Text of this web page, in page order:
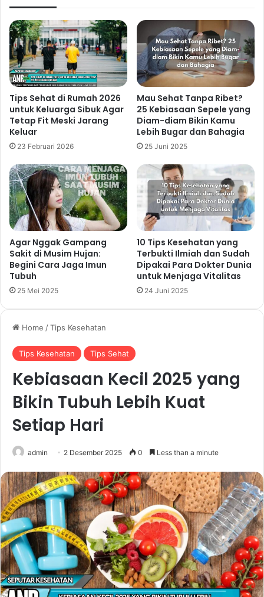
Tips Sehat di Rumah 2026
untuk Keluarga Sibuk Agar
Tetap Fit Meski Jarang
Keluar
23 Februari 2026
Mau Sehat Tanpa Ribet?
25 Kebiasaan Sepele yang
Diam-diam Bikin Kamu
Lebih Bugar dan Bahagia
25 Juni 2025
Agar Nggak Gampang
Sakit di Musim Hujan:
Begini Cara Jaga Imun
Tubuh
25 Mei 2025
10 Tips Kesehatan yang
Terbukti Ilmiah dan Sudah
Dipakai Para Dokter Dunia
untuk Menjaga Vitalitas
24 Juni 2025
Home /Tips Kesehatan
Tips Kesehatan Tips Sehat
Kebiasaan Kecil 2025 yang
Bikin Tubuh Lebih Kuat
Setiap Hari
admin 2 Desember 2025 0 Less than a minute